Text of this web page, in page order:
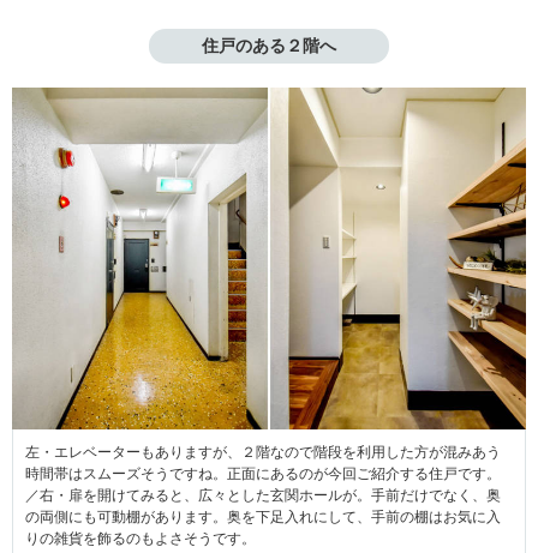
住戸のある２階へ
左・エレベーターもありますが、２階なので階段を利用した方が混みあう
時間帯はスムーズそうですね。正面にあるのが今回ご紹介する住戸です。
／右・扉を開けてみると、広々とした玄関ホールが。手前だけでなく、奥
の両側にも可動棚があります。奥を下足入れにして、手前の棚はお気に入
りの雑貨を飾るのもよさそうです。